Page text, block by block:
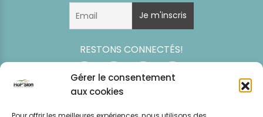
Gérer le consentement
aux cookies
RESTONS CONNECTÉS!